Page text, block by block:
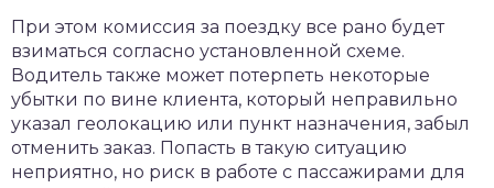
При этом комиссия за поездку все рано будет
взиматься согласно установленной схеме.
Водитель также может потерпеть некоторые
убытки по вине клиента, который неправильно
указал геолокацию или пункт назначения, забыл
отменить заказ. Попасть в такую ситуацию
неприятно, но риск в работе с пассажирами для